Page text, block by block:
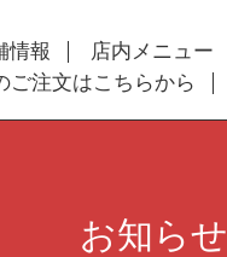
情報 店内メニュー
ご注文はこちらから
お知らせ